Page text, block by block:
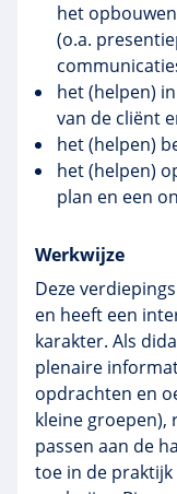
het
(o.a.
het (helpen)
van de cliënt
het (helpen)
het (helpen)
plan en een
Werkwijze
Deze
en heeft een
karakter. Als
plenaire
opdrachten en
kleine groepen),
passen aan de
toe in de